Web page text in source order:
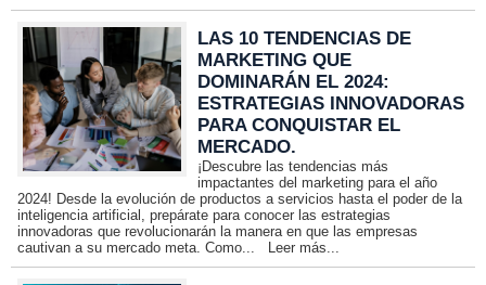
LAS 10 TENDENCIAS DE
MARKETING QUE
DOMINARÁN EL 2024:
ESTRATEGIAS INNOVADORAS
PARA CONQUISTAR EL
MERCADO.
¡Descubre las tendencias más
impactantes del marketing para el año
2024! Desde la evolución de productos a servicios hasta el poder de la
inteligencia artificial, prepárate para conocer las estrategias
innovadoras que revolucionarán la manera en que las empresas
cautivan a su mercado meta. Como...
Leer más...